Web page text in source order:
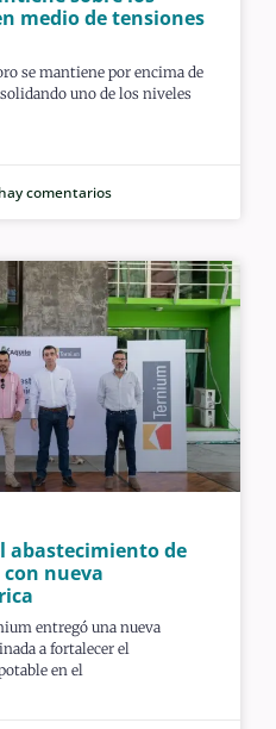
medio de tensiones
se mantiene por encima de
uno de los niveles
comentarios
abastecimiento de
nueva
entregó una nueva
a fortalecer el
en el